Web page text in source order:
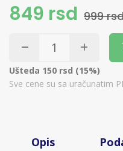
849 rsd 999
Ušteda 150 rsd (15%)
Sve cene su sa uračunatim
Opis